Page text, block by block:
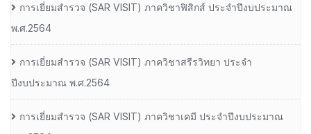
การเยี่ยมสํารวจ (SAR VISIT) ภาควิชาฟิสิกส์ ประจําปีงบประมาณ
พ.ศ.2564
การเยี่ยมสํารวจ (SAR VISIT) ภาควิชาสรีรวิทยา ประจํา
ปีงบประมาณ พ.ศ.2564
การเยี่ยมสํารวจ (SAR VISIT) ภาควิชาเคมี ประจําปีงบประมาณ